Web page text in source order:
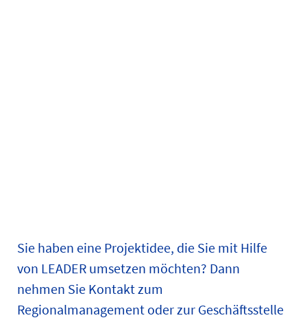
Sie haben eine Projektidee, die Sie mit Hilfe
von LEADER umsetzen möchten? Dann
nehmen Sie Kontakt zum
Regionalmanagement oder zur Geschäftsstelle